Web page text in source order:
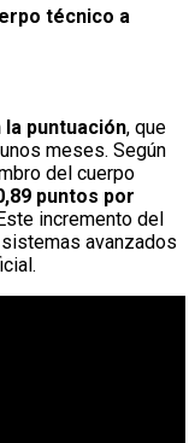
técnico a
puntuación, que
meses. Según
del cuerpo
puntos por
Este incremento del
avanzados